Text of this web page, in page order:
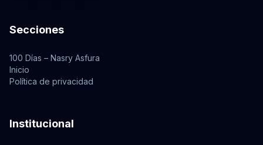
Secciones
100 Días – Nasry Asfura
Inicio
Política de privacidad
Institucional